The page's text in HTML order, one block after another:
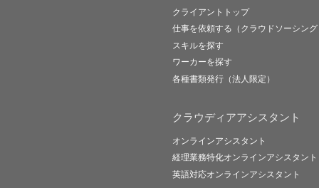
クライアントトップ
仕事を依頼する（クラウドソーシング
スキルを探す
ワーカーを探す
各種書類発行（法人限定）
クラウディアアシスタント
オンラインアシスタント
経理業務特化オンラインアシスタント
英語対応オンラインアシスタント